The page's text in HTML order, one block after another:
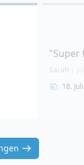
"Super
Sarah
18.